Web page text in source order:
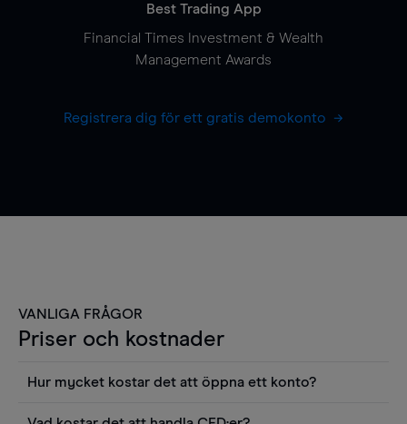
Best Trading App
Financial Times Investment & Wealth
Management Awards
Registrera dig för ett gratis demokonto
VANLIGA FRÅGOR
Priser och kostnader
Hur mycket kostar det att öppna ett konto?